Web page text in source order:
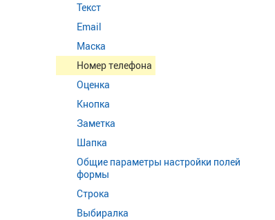
Текст
Email
Маска
Номер телефона
Оценка
Кнопка
Заметка
Шапка
Общие параметры настройки полей
формы
Строка
Выбиралка